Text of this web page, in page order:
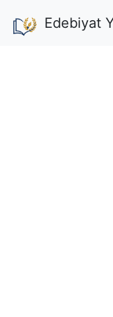
Edebiyat